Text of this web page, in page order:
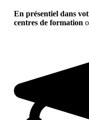
En présentiel dans
centres de formation